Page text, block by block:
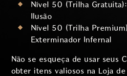
Nível 50 (Trilha
Ilusão
Nível 50 (Trilha
Exterminador Infernal
Não se esqueça de usar seus
obter itens valiosos na Loja